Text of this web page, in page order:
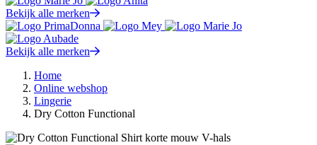
Bekijk alle merken
Bekijk alle merken
Home
Online webshop
Lingerie
Dry Cotton Functional